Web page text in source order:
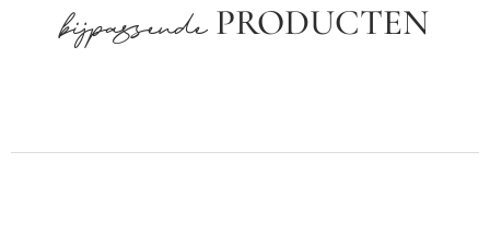
bijpassendePRODUCTEN